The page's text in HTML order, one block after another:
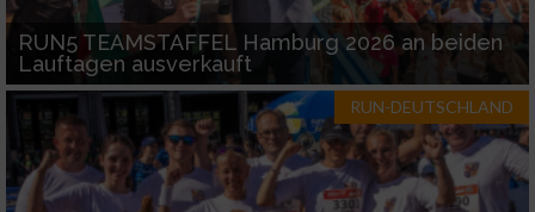
RUN5 TEAMSTAFFEL Hamburg 2026 an beiden
Lauftagen ausverkauft
RUN-DEUTSCHLAND